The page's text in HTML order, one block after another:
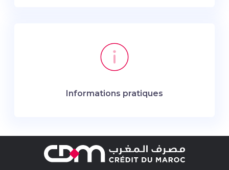
Informations pratiques